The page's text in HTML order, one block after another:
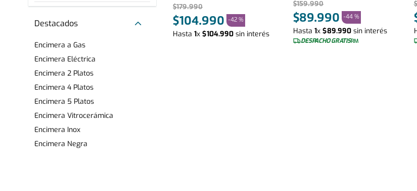
Gas
Encimera a Gas
Encimera Eléctrica
Encimera 2 Platos
Encimera 4 Platos
Encimera 5 Platos
Encimera Vitrocerámica
Encimera Inox
Encimera Negra
$179.990
$104.990 -42 %
Hasta 1x $104.990 sin interés
$159.990
$89.990 -44 %
Hasta1x$89.990 sin interés
DESPACHO GRATISRM
$